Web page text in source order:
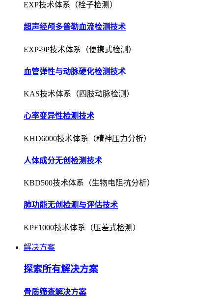
EXP技术体系（栓子检测）
超声经颅多普勒血流检测技术
EXP-9P技术体系（便携式检测）
血管弹性与动脉硬化检测技术
KAS技术体系（四肢动脉检测）
心率变异性检测技术
KHD6000技术体系（精神压力分析）
人体成分无创检测技术
KBD500技术体系（生物电阻抗分析）
肺功能无创检测与评估技术
KPF1000技术体系（压差式检测）
解决方案
探索所有解决方案
骨质筛查解决方案